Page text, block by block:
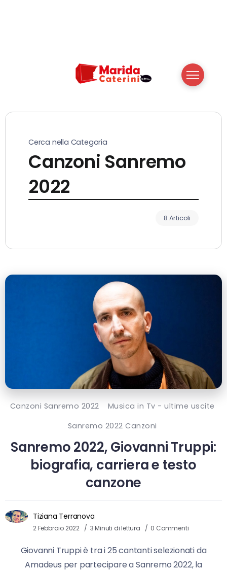
Cerca nella Categoria
Canzoni Sanremo
2022
8 Articoli
Canzoni Sanremo 2022
Musica in Tv - ultime uscite
Sanremo 2022 Canzoni
Sanremo 2022, Giovanni Truppi:
biografia, carriera e testo
canzone
Tiziana Terranova
2 Febbraio 2022 3 Minuti di lettura 0 Commenti
Giovanni Truppi è tra i 25 cantanti selezionati da
Amadeus per partecipare a Sanremo 2022, la